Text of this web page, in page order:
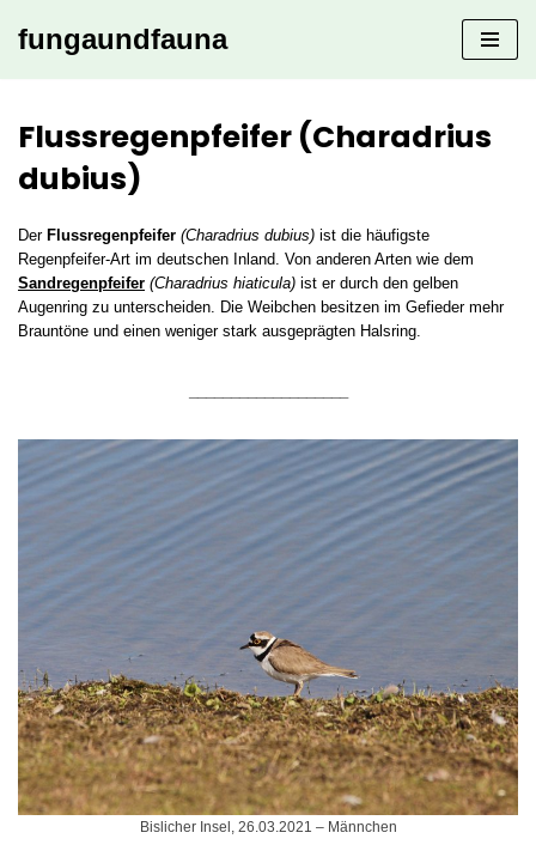
fungaundfauna
Flussregenpfeifer (Charadrius
dubius)
Der Flussregenpfeifer (Charadrius dubius) ist die häufigste
Regenpfeifer-Art im deutschen Inland. Von anderen Arten wie dem
Sandregenpfeifer (Charadrius hiaticula) ist er durch den gelben
Augenring zu unterscheiden. Die Weibchen besitzen im Gefieder mehr
Brauntöne und einen weniger stark ausgeprägten Halsring.
Bislicher Insel, 26.03.2021 – Männchen